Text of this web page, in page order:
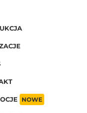
NOWE